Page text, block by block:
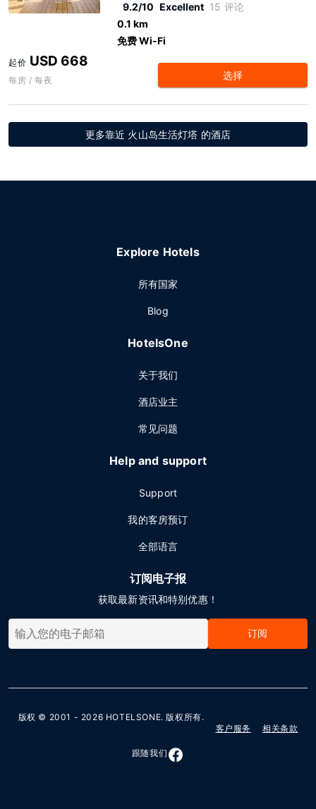
9.2/10 Excellent 15 评论
0.1 km
免费 Wi-Fi
起价 USD 668
每房 / 每夜 选择
更多靠近 火山岛生活灯塔 的酒店
Explore Hotels
所有国家
Blog
HotelsOne
关于我们
酒店业主
常见问题
Help and support
Support
我的客房预订
全部语言
订阅电子报
获取最新资讯和特别优惠！
订阅
版权 © 2001 - 2026 HOTELSONE. 版权所有.
客户服务
相关条款
跟随我们